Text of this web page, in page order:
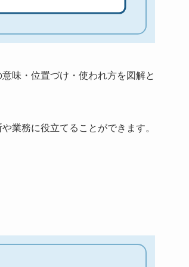
味・位置づけ・使われ方を図解と
業務に役立てることができます。